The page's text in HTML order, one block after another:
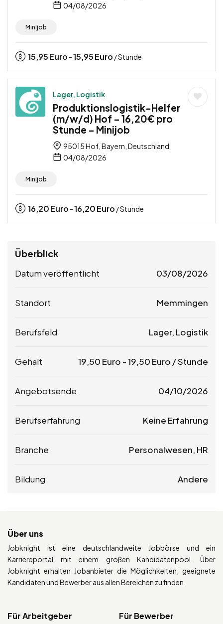
04/08/2026
Minijob
15,95Euro -15,95Euro / Stunde
Lager, Logistik
Produktionslogistik-Helfer
(m/w/d) Hof – 16,20€ pro
Stunde – Minijob
95015 Hof, Bayern, Deutschland
04/08/2026
Minijob
16,20Euro -16,20Euro / Stunde
Überblick
Datum veröffentlicht 03/08/2026
Standort Memmingen
Berufsfeld Lager, Logistik
Gehalt 19,50 Euro -19,50 Euro / Stunde
Angebotsende 04/10/2026
Berufserfahrung Keine Erfahrung
Branche Personalwesen, HR
Bildung Andere
Über uns
Jobknight ist eine deutschlandweite Jobbörse und ein
Karriereportal mit einem großen Kandidatenpool. Über
Jobknight erhalten Jobanbieter die Möglichkeiten, geeignete
Kandidaten und Bewerber aus allen Bereichen zu finden.
Für Arbeitgeber Für Bewerber